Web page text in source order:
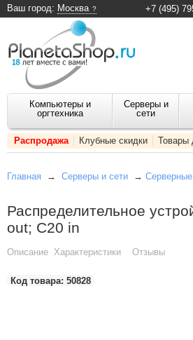
Ваш город: Москва +7 (495)
Компьютеры и
оргтехника
Серверы и
сети
Распродажа Клубные скидки Товары
Главная → Серверы и сети →
Распределительное
out; C20 in
Описание Характеристики Отзывы
Код товара: 50828